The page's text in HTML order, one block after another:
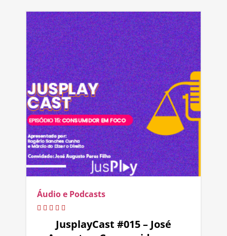
Áudio e Podcasts
JusplayCast #015 – José